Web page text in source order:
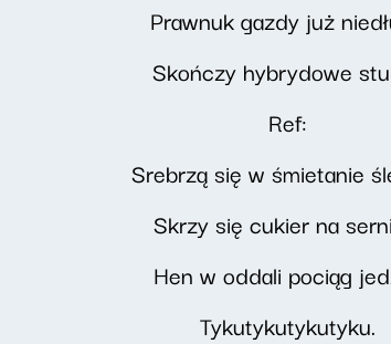
Prawnuk gazdy już
Skończy hybrydowe
Ref:
Srebrzą się w śmietanie
Skrzy się cukier na
Hen w oddali pociąg
Tykutykutykutyku.